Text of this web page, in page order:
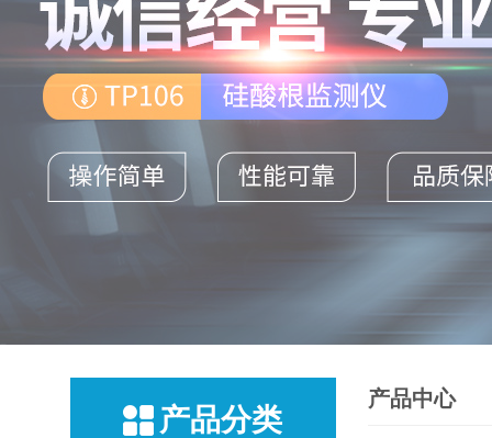
产品分类
产品中心